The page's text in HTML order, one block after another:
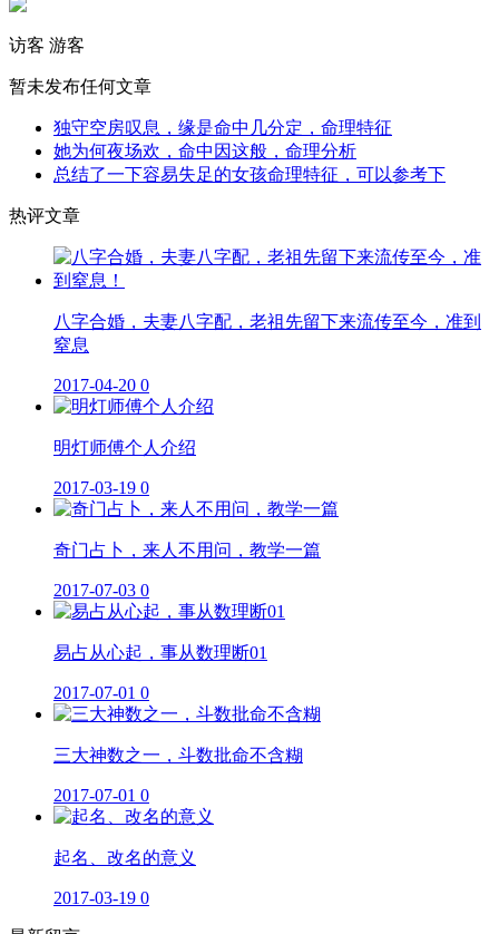
访客 游客
暂未发布任何文章
独守空房叹息，缘是命中几分定，命理特征
她为何夜场欢，命中因这般，命理分析
总结了一下容易失足的女孩命理特征，可以参考下
热评文章
八字合婚，夫妻八字配，老祖先留下来流传至今，准到
窒息
2017-04-20 0
明灯师傅个人介绍
2017-03-19 0
奇门占卜，来人不用问，教学一篇
2017-07-03 0
易占从心起，事从数理断01
2017-07-01 0
三大神数之一，斗数批命不含糊
2017-07-01 0
起名、改名的意义
2017-03-19 0